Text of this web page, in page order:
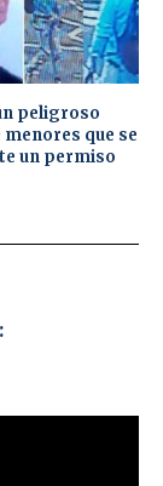
peligroso
que se
un permiso